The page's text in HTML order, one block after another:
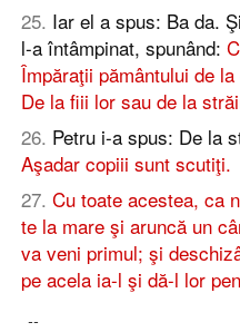
25. Iar el a spus: Ba da.
l-a întâmpinat, spunând:
Împăraţii pământului de
De la fiii lor sau de la
26. Petru i-a spus: De la
Aşadar copiii sunt scutiţi.
27. Cu toate acestea, ca
te la mare şi aruncă un
va veni primul; şi
pe acela ia-l şi dă-l lor
--